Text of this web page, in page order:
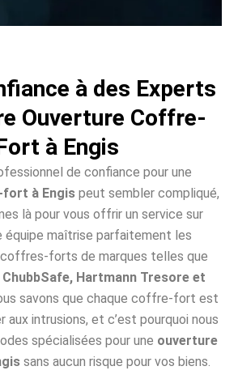
à des Experts
Ouverture Coffre-
à Engis
de confiance pour une
à Engispeut sembler compliqué,
là pour vous offrir un service sur
équipe maîtrise parfaitement les
forts de marques telles que
Hartmann Tresore et
savons que chaque coffre-fort est
aux intrusions, et c’est pourquoi nous
spécialisées pour une ouverture
sans aucun risque pour vos biens.